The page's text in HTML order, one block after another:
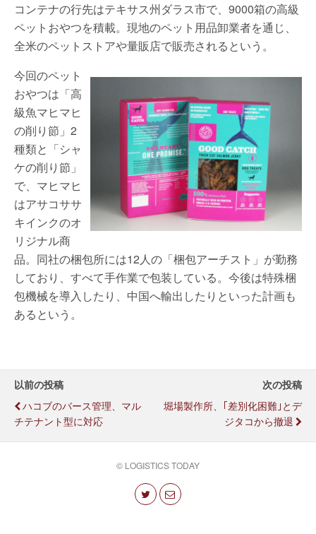
コンテナの行先はテキサス州ダラス市で、9000箱の高級
ペットおやつを積載。現地のペット用品卸業者を通じ、
全米のペットストアや量販店で販売されるという。
今回のペット
おやつは「高
級魚マヒマヒ
の削り節」2
種類と「シャ
ケの削り節」
で、マヒマヒ
はアサコササ
キインクのオ
リジナル商
品。同社の梱包所には12人の「梱包アーチスト」が勤務
しており、すべて手作業で包装している。今後は特殊梱
包機械を導入したり、中国へ輸出したりといった計画も
あるという。
以前の投稿
ハコブのバース管理、マル
チテナント型に対応
次の投稿
堀場製作所、｢差別化困難｣とデ
ジタコから撤退
© LOGISTICS TODAY